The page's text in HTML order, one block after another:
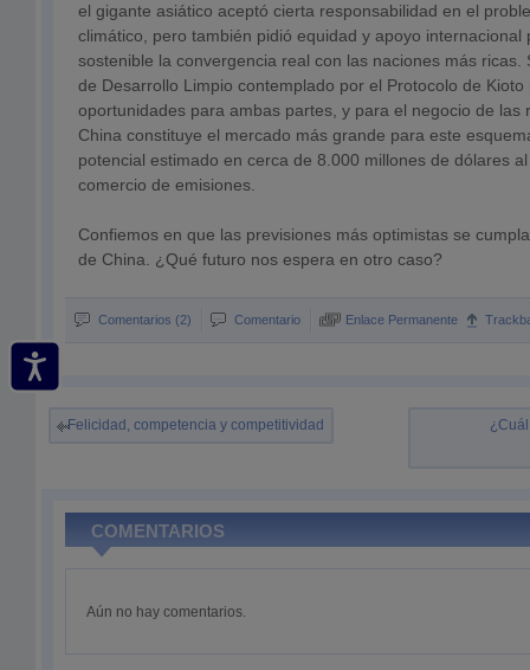
el gigante asiático aceptó cierta responsabilidad en el
climático, pero también pidió equidad y apoyo internacional
sostenible la convergencia real con las naciones más ricas.
de Desarrollo Limpio contemplado por el Protocolo de
oportunidades para ambas partes, y para el negocio de las
China constituye el mercado más grande para este
potencial estimado en cerca de 8.000 millones de dólares
comercio de emisiones.
Confiemos en que las previsiones más optimistas se
de China. ¿Qué futuro nos espera en otro caso?
Comentarios (2) Comentario Enlace Permanente
Felicidad, competencia y competitividad
COMENTARIOS
Aún no hay comentarios.